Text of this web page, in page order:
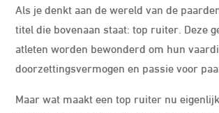
Als je denkt aan de wereld van de
titel die bovenaan staat: top ruiter. Deze
atleten worden bewonderd om hun
doorzettingsvermogen en passie voor
Maar wat maakt een top ruiter nu